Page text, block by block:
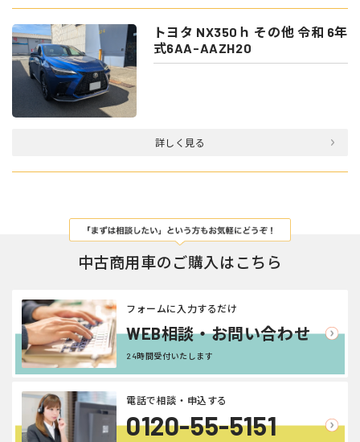
トヨタ NX350ｈ その他 令和 6年
式6AA-AAZH20
詳しく見る
中古商用車のご購入はこちら
WEB相談・お問い合わせ
フォームに入力するだけ
24時間受付いたします
0120-55-5151
電話で相談・申込する